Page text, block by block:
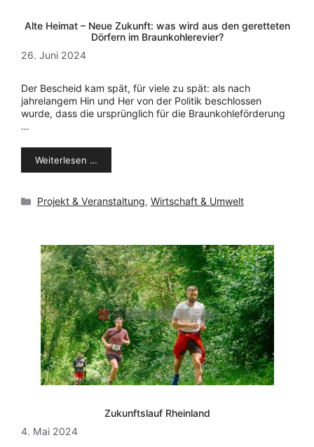
Alte Heimat – Neue Zukunft: was wird aus den geretteten
Dörfern im Braunkohlerevier?
26. Juni 2024
Der Bescheid kam spät, für viele zu spät: als nach
jahrelangem Hin und Her von der Politik beschlossen
wurde, dass die ursprünglich für die Braunkohleförderung
…
Weiterlesen …
Kategorien
Projekt & Veranstaltung, Wirtschaft & Umwelt
Zukunftslauf Rheinland
4. Mai 2024